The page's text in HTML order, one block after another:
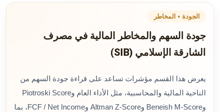
الجودة • المخاطر
جودة السهم والمخاطر المالية في مصرف
الشارقة الإسلامي (SIB)
يعرض هذا القسم مؤشرات تساعد على قراءة جودة السهم من
الناحية المالية والمحاسبية، مثل الأداء العام وPiotroski Score
وBeneish M-Score وAltman Z-Score وFCF / Net Income، بما